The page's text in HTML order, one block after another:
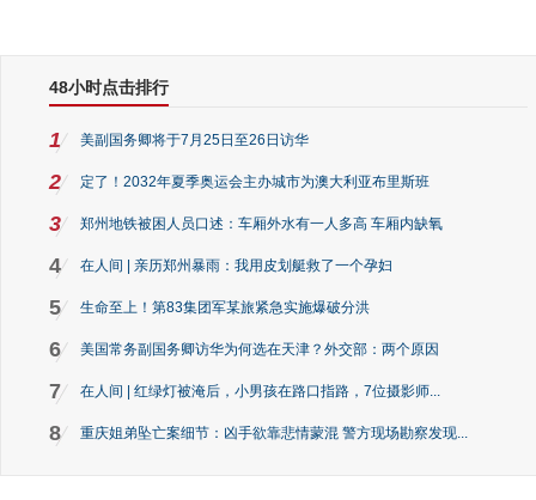
48小时点击排行
1 美副国务卿将于7月25日至26日访华
2 定了！2032年夏季奥运会主办城市为澳大利亚布里斯班
3 郑州地铁被困人员口述：车厢外水有一人多高 车厢内缺氧
4 在人间 | 亲历郑州暴雨：我用皮划艇救了一个孕妇
5 生命至上！第83集团军某旅紧急实施爆破分洪
6 美国常务副国务卿访华为何选在天津？外交部：两个原因
7 在人间 | 红绿灯被淹后，小男孩在路口指路，7位摄影师...
8 重庆姐弟坠亡案细节：凶手欲靠悲情蒙混 警方现场勘察发现...